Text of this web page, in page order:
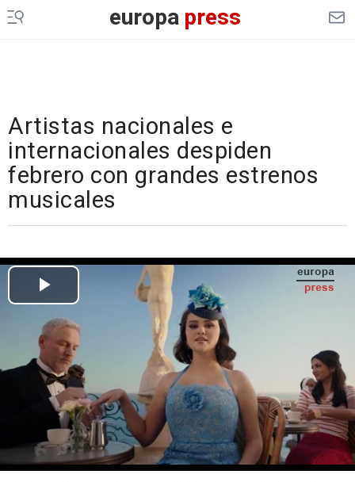
europapress
Artistas nacionales e
internacionales despiden
febrero con grandes estrenos
musicales